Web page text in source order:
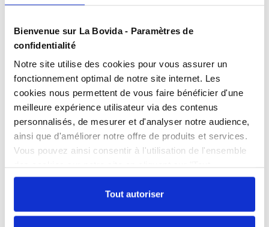
Bienvenue sur La Bovida - Paramètres de
confidentialité
Notre site utilise des cookies pour vous assurer un
fonctionnement optimal de notre site internet. Les
cookies nous permettent de vous faire bénéficier d'une
meilleure expérience utilisateur via des contenus
personnalisés, de mesurer et d'analyser notre audience,
ainsi que d'améliorer notre offre de produits et services.
Vous pouvez ainsi consentir à l'utilisation de l'ensemble
autoriser". Cependant, si vous ne souhaitez autoriser que
certains types de cookies, veuillez cliquer sur
"Personnaliser mes choix".
Tout autoriser
Présentation
Mélange d’épices composées, sans sel pour toute
aromatisation de plats cuisinés, et autres recettes
exotiques.
Aspect: Poudre.
Couleur: Jaune.
Dosage et Mode d’utilisation: Selon le goût
Caractéristiques
Sac de 1 kg
Consistance Poudre
Couleur, Saveurs
prononcées
Garanti sans Allergènes, Additifs
Documents téléchargeables